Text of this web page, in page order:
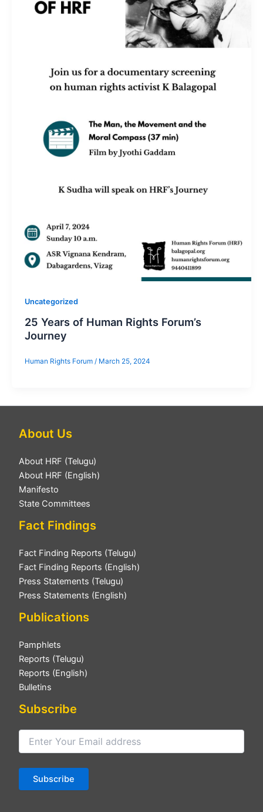
Uncategorized
25 Years of Human Rights Forum’s
Journey
Human Rights Forum / March 25, 2024
About Us
About HRF (Telugu)
About HRF (English)
Manifesto
State Committees
Fact Findings
Fact Finding Reports (Telugu)
Fact Finding Reports (English)
Press Statements (Telugu)
Press Statements (English)
Publications
Pamphlets
Reports (Telugu)
Reports (English)
Bulletins
Subscribe